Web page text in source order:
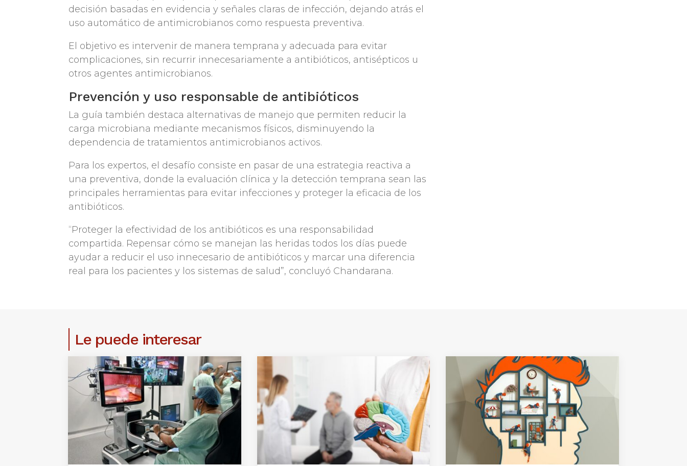
decisión basadas en evidencia y señales claras de infección, dejando atrás el
uso automático de antimicrobianos como respuesta preventiva.
El objetivo es intervenir de manera temprana y adecuada para evitar
complicaciones, sin recurrir innecesariamente a antibióticos, antisépticos u
otros agentes antimicrobianos.
Prevención y uso responsable de antibióticos
La guía también destaca alternativas de manejo que permiten reducir la
carga microbiana mediante mecanismos físicos, disminuyendo la
dependencia de tratamientos antimicrobianos activos.
Para los expertos, el desafío consiste en pasar de una estrategia reactiva a
una preventiva, donde la evaluación clínica y la detección temprana sean las
principales herramientas para evitar infecciones y proteger la eficacia de los
antibióticos.
“Proteger la efectividad de los antibióticos es una responsabilidad
compartida. Repensar cómo se manejan las heridas todos los días puede
ayudar a reducir el uso innecesario de antibióticos y marcar una diferencia
real para los pacientes y los sistemas de salud”, concluyó Chandarana.
Le puede interesar